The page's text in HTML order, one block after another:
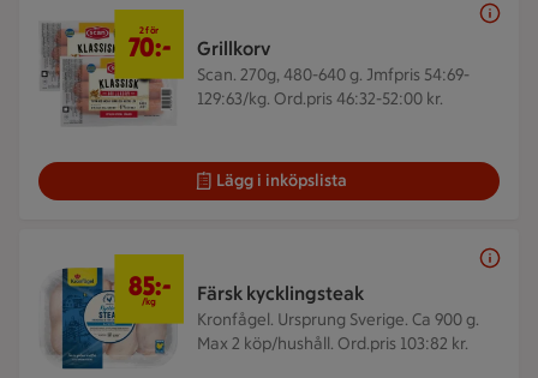
Grillkorv
Scan. 270g, 480-640 g. Jmfpris 54:69-
129:63/kg. Ord.pris 46:32-52:00 kr.
2 för 70 kr
2 för
70:-
Lägg i inköpslista
Färsk kycklingsteak
Kronfågel. Ursprung Sverige. Ca 900 g.
Max 2 köp/hushåll. Ord.pris 103:82 kr.
85:-
/kg